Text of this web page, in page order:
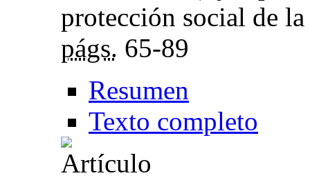
protección social de
págs. 65-89
Resumen
Texto completo